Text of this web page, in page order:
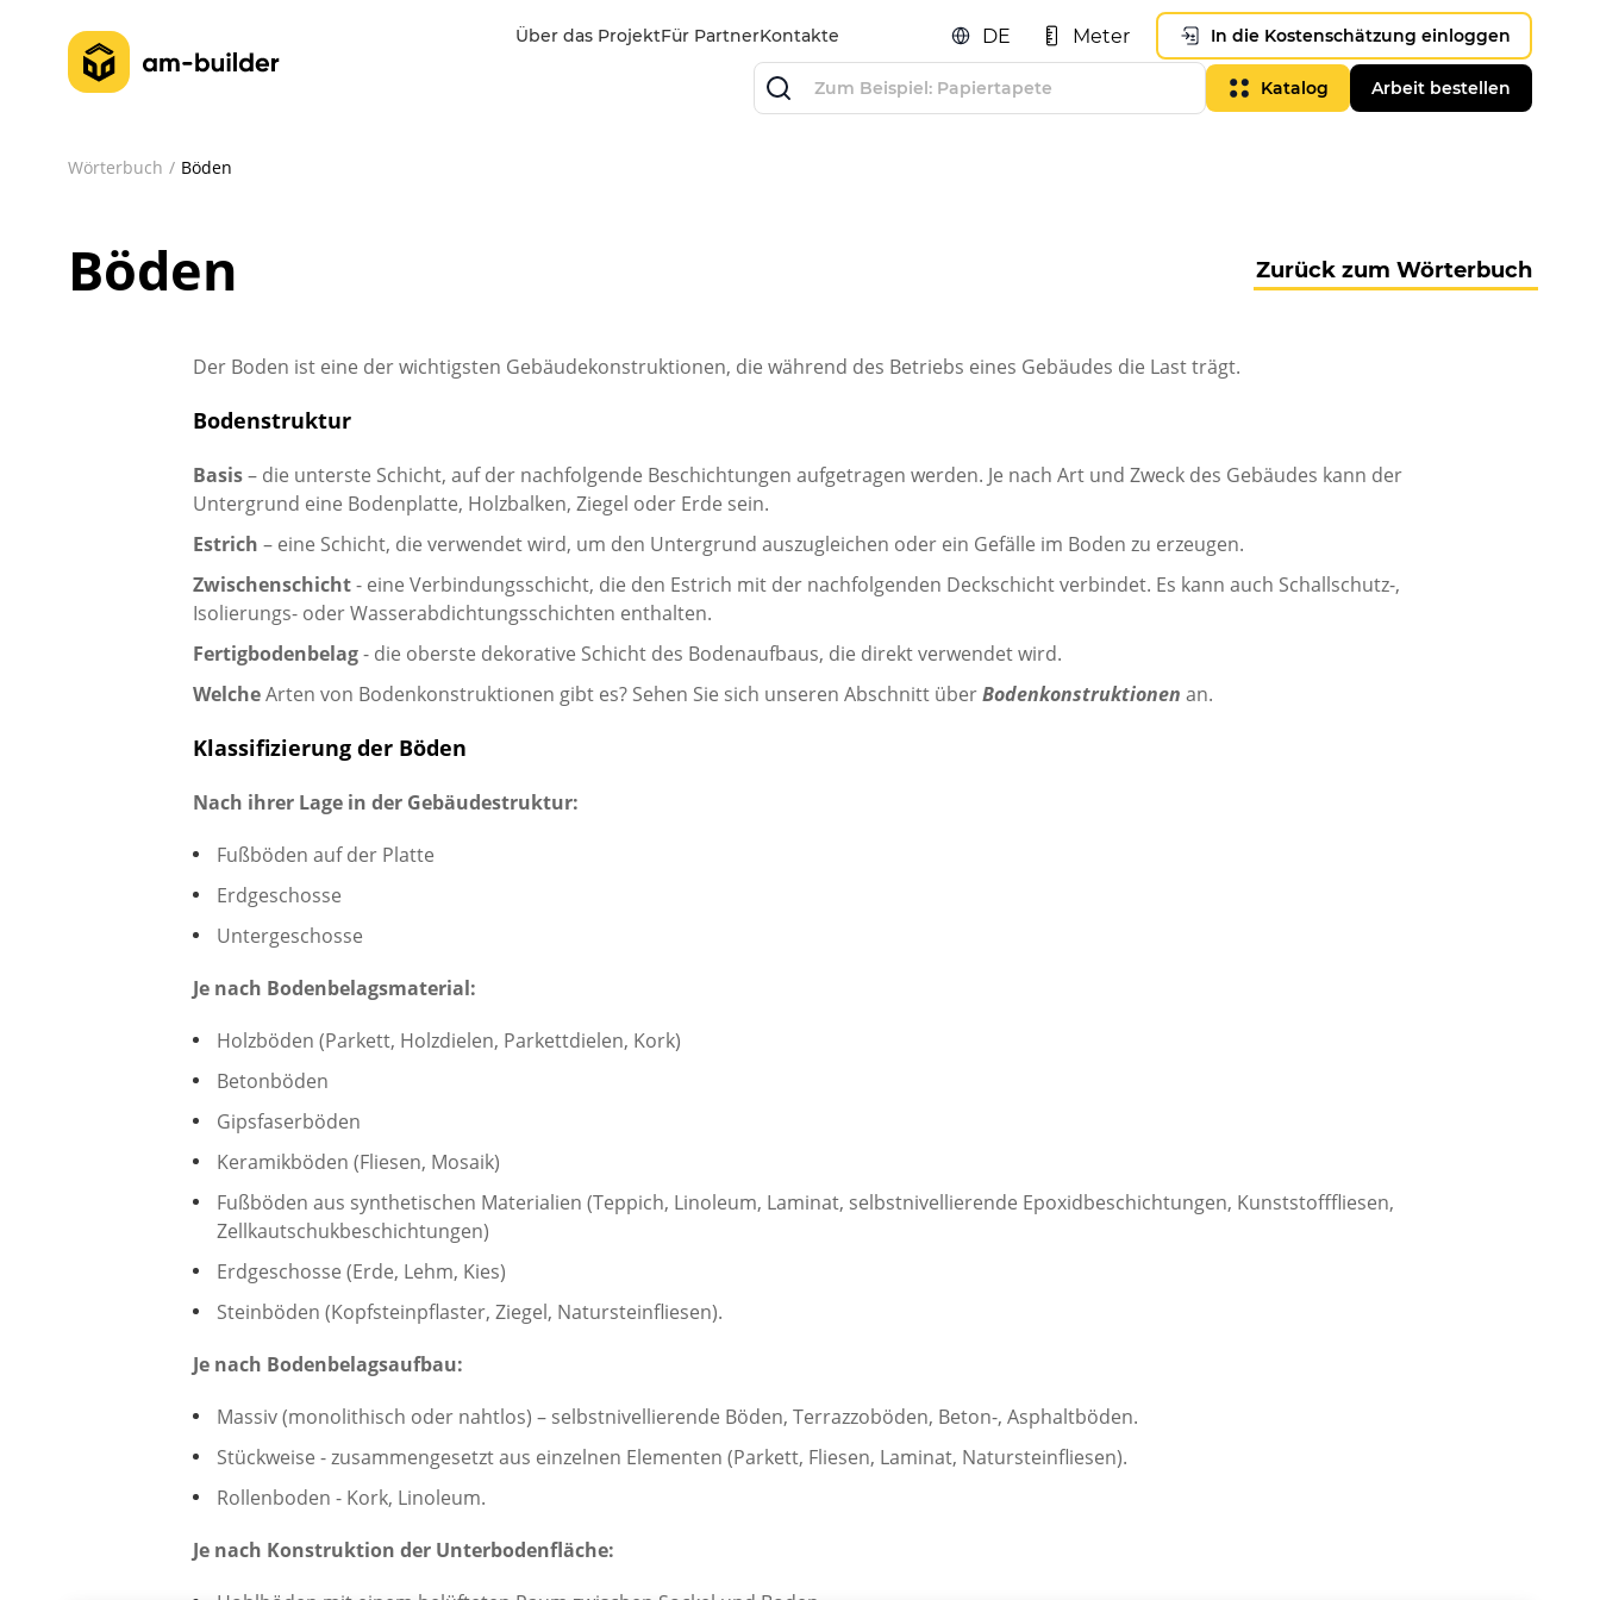
Über das ProjektFür PartnerKontakte DE Meter In die Kostenschätzung einloggen
Katalog Arbeit bestellen
Wörterbuch Böden
Böden Zurück zum Wörterbuch
Der Boden ist eine der wichtigsten Gebäudekonstruktionen, die während des Betriebs eines Gebäudes die Last trägt.
Bodenstruktur
Basis– die unterste Schicht, auf der nachfolgende Beschichtungen aufgetragen werden. Je nach Art und Zweck des Gebäudes kann der
Untergrund eine Bodenplatte, Holzbalken, Ziegel oder Erde sein.
Estrich – eine Schicht, die verwendet wird, um den Untergrund auszugleichen oder ein Gefälle im Boden zu erzeugen.
Zwischenschicht- eine Verbindungsschicht, die den Estrich mit der nachfolgenden Deckschicht verbindet. Es kann auch Schallschutz-,
Isolierungs- oder Wasserabdichtungsschichten enthalten.
Fertigbodenbelag- die oberste dekorative Schicht des Bodenaufbaus, die direkt verwendet wird.
WelcheArten von Bodenkonstruktionen gibt es? Sehen Sie sich unseren Abschnitt überBodenkonstruktionen an.
Klassifizierung der Böden
Nach ihrer Lage in der Gebäudestruktur:
Fußböden auf der Platte
Erdgeschosse
Untergeschosse
Je nach Bodenbelagsmaterial:
Holzböden (Parkett, Holzdielen, Parkettdielen, Kork)
Betonböden
Gipsfaserböden
Keramikböden (Fliesen, Mosaik)
Fußböden aus synthetischen Materialien (Teppich, Linoleum, Laminat, selbstnivellierende Epoxidbeschichtungen, Kunststofffliesen,
Zellkautschukbeschichtungen)
Erdgeschosse (Erde, Lehm, Kies)
Steinböden (Kopfsteinpflaster, Ziegel, Natursteinfliesen).
Je nach Bodenbelagsaufbau:
Massiv (monolithisch oder nahtlos) – selbstnivellierende Böden, Terrazzoböden, Beton-, Asphaltböden.
Stückweise - zusammengesetzt aus einzelnen Elementen (Parkett, Fliesen, Laminat, Natursteinfliesen).
Rollenboden - Kork, Linoleum.
Je nach Konstruktion der Unterbodenfläche: